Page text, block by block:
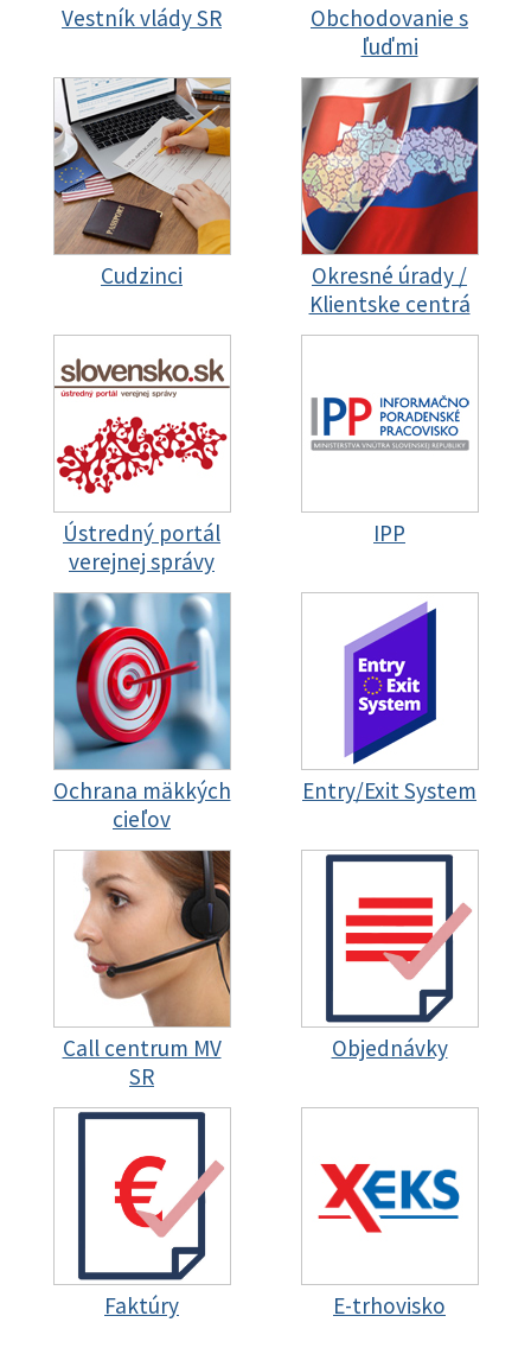
Vestník vlády SR
Obchodovanie s
ľuďmi
Cudzinci
Okresné úrady /
Klientske centrá
Ústredný portál
verejnej správy
IPP
Ochrana mäkkých
cieľov
Entry/Exit System
Call centrum MV
SR
Objednávky
Faktúry E-trhovisko